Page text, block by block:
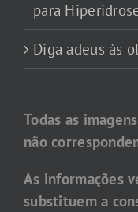
para
Diga adeus às
Todas as
não
As informações
substituem a